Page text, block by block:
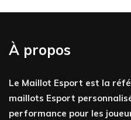
À propos
Le Maillot Esport est la
maillots Esport
performance pour les